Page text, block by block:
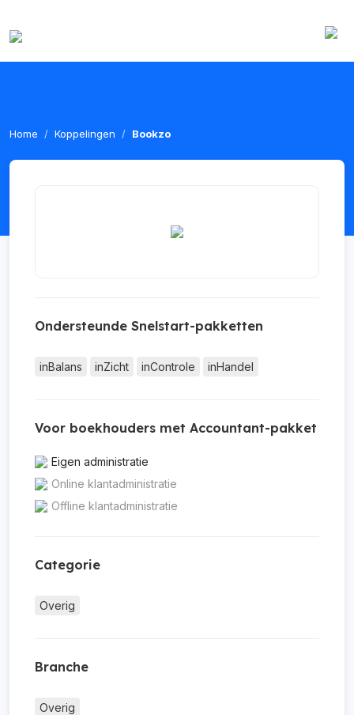
Home Koppelingen Bookzo
Ondersteunde Snelstart-pakketten
inBalans inZicht inControle inHandel
Voor boekhouders met Accountant-pakket
Eigen administratie
Online klantadministratie
Offline klantadministratie
Categorie
Overig
Branche
Overig